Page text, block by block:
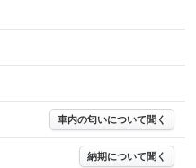
車内の匂いについて聞く
納期について聞く